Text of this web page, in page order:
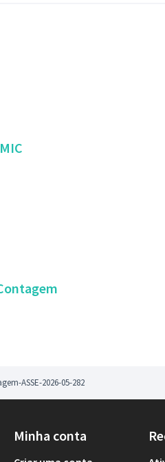
ASSE-2026-05-282
Minha conta